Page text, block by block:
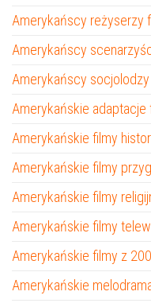
Amerykańscy reżyserzy
Amerykańscy
Amerykańscy socjolodzy
Amerykańskie adaptacje
Amerykańskie filmy
Amerykańskie filmy
Amerykańskie filmy
Amerykańskie filmy
Amerykańskie filmy z
Amerykańskie